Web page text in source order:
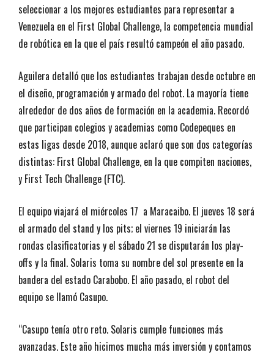
seleccionar a los mejores estudiantes para representar a
Venezuela en el First Global Challenge, la competencia mundial
de robótica en la que el país resultó campeón el año pasado.
Aguilera detalló que los estudiantes trabajan desde octubre en
el diseño, programación y armado del robot. La mayoría tiene
alrededor de dos años de formación en la academia. Recordó
que participan colegios y academias como Codepeques en
estas ligas desde 2018, aunque aclaró que son dos categorías
distintas: First Global Challenge, en la que compiten naciones,
y First Tech Challenge (FTC).
El equipo viajará el miércoles 17 a Maracaibo. El jueves 18 será
el armado del stand y los pits; el viernes 19 iniciarán las
rondas clasificatorias y el sábado 21 se disputarán los play-
offs y la final. Solaris toma su nombre del sol presente en la
bandera del estado Carabobo. El año pasado, el robot del
equipo se llamó Casupo.
“Casupo tenía otro reto. Solaris cumple funciones más
avanzadas. Este año hicimos mucha más inversión y contamos